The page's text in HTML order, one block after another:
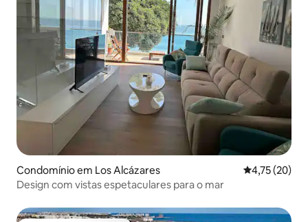
Condomínio em Los Alcázares Classificação
4,75 (20)
Design com vistas espetaculares para o mar